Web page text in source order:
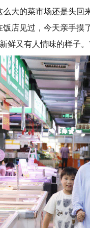
大的菜市场还是头
店见过，今天亲手摸
鲜又有人情味的样子。